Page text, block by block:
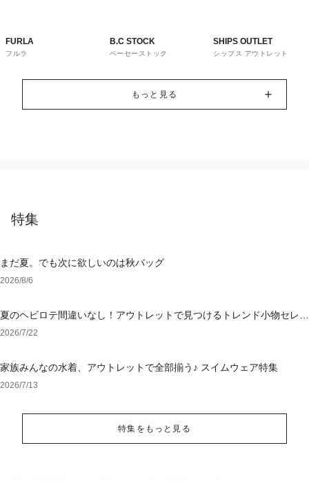
FURLA
フルラ
B.C STOCK
ベーセーストック
SHIPS OUTLET
シップス アウトレット
もっと見る
特集
まだ夏。でも次に欲しいのは秋バッグ
2026/8/6
夏のヘビロテ間違いなし！アウトレットで見つけるトレンド小物セレク
ション
2026/7/22
家族みんなの水着、アウトレットで全部揃う♪ スイムウェア特集
2026/7/13
特集をもっと見る